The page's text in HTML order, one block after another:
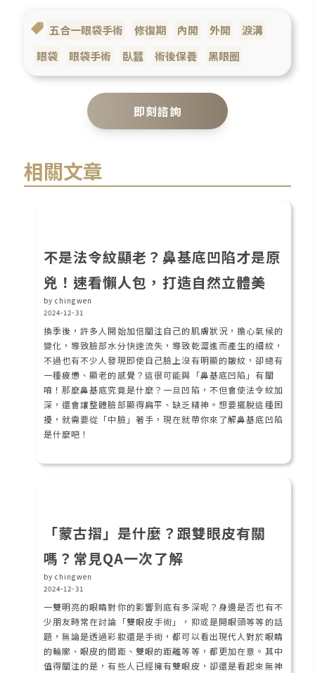
五合一眼袋手術 修復期 內開 外開
淚溝
眼袋
眼袋手術 臥蠶 術後保養 黑眼圈
即刻諮詢
相關文章
不是法令紋顯老？鼻基底凹陷才是原
兇！速看懶人包，打造自然立體美
by chingwen
2024-12-31
換季後，許多人開始加倍關注自己的肌膚狀況，擔心氣候的
變化，導致臉部水分快速流失，導致乾澀進而產生的細紋，
不過也有不少人發現即使自己臉上沒有明顯的皺紋，卻總有
一種疲憊、顯老的感覺？這很可能與「鼻基底凹陷」有關
唷！那麼鼻基底究竟是什麼？一旦凹陷，不但會使法令紋加
深，還會讓整體臉部顯得扁平、缺乏精神。想要擺脫這種困
擾，就需要從「中臉」著手，現在就帶你來了解鼻基底凹陷
是什麼吧！
「蒙古摺」是什麼？跟雙眼皮有關
嗎？常見QA一次了解
by chingwen
2024-12-31
一雙明亮的眼睛對你的影響到底有多深呢？身邊是否也有不
少朋友時常在討論「雙眼皮手術」，抑或是開眼頭等等的話
題，無論是透過彩妝還是手術，都可以看出現代人對於眼睛
的輪廓、眼皮的間距、雙眼的距離等等，都更加在意。其中
值得關注的是，有些人已經擁有雙眼皮，卻還是看起來無神